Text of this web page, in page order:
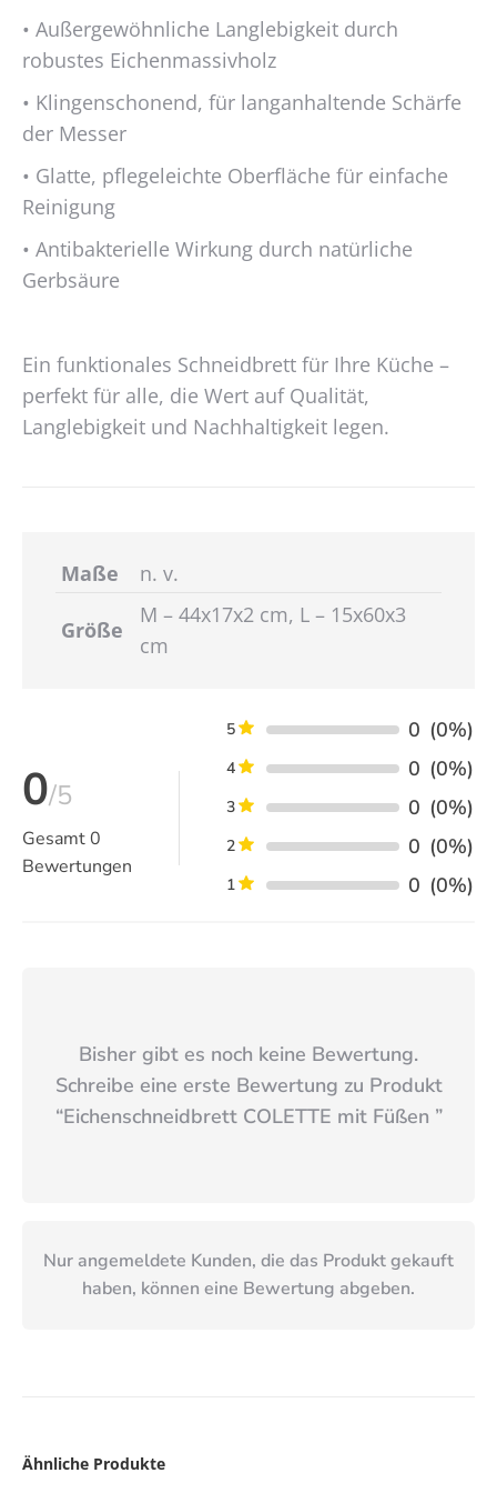
• Außergewöhnliche Langlebigkeit durch
robustes Eichenmassivholz
• Klingenschonend, für langanhaltende Schärfe
der Messer
• Glatte, pflegeleichte Oberfläche für einfache
Reinigung
• Antibakterielle Wirkung durch natürliche
Gerbsäure
Ein funktionales Schneidbrett für Ihre Küche –
perfekt für alle, die Wert auf Qualität,
Langlebigkeit und Nachhaltigkeit legen.
Maße n. v.
Größe
M – 44x17x2 cm, L – 15x60x3
cm
0/5
Gesamt0
Bewertungen
5 0 (0%)
4 0 (0%)
3 0 (0%)
2 0 (0%)
1 0 (0%)
Bisher gibt es noch keine Bewertung.
Schreibe eine erste Bewertung zu Produkt
“Eichenschneidbrett COLETTE mit Füßen ”
Nur angemeldete Kunden, die das Produkt gekauft
haben, können eine Bewertung abgeben.
Ähnliche Produkte